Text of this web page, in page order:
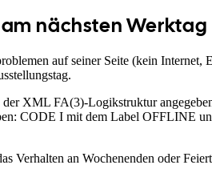
nächsten Werktag
auf seiner Seite (kein
XML FA(3)-Logikstruktur
CODE I mit dem Label
Verhalten an Wochenenden oder